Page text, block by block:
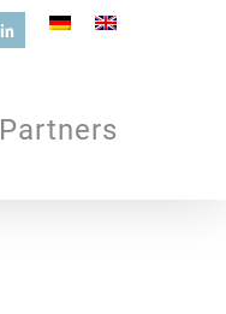
Partners